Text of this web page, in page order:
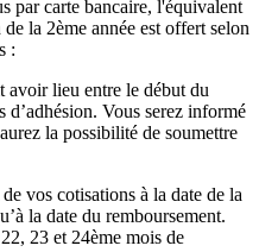
par carte bancaire, l'équivalent
la 2ème année est offert selon
:
avoir lieu entre le début du
Vous serez informé
la possibilité de soumettre
vos cotisations à la date de la
la date du remboursement.
23 et 24ème mois de